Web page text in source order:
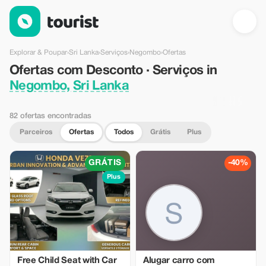
Ofertas com Desconto · Serviços in Negombo, Sri Lanka —
Explorar & Poupar›Sri Lanka›Serviços›Negombo›Ofertas
Ofertas com Desconto · Serviços in
Negombo, Sri Lanka
82 ofertas encontradas
Parceiros Ofertas Todos Grátis Plus
GRÁTIS
Plus
Free Child Seat with Car
-40%
Alugar carro com